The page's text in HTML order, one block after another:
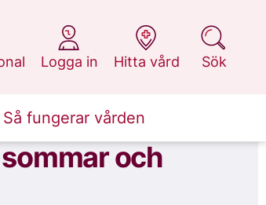
Logga in
på 1177.se
Hitta vård
på 1177.se
Sök
på 1177.se
Så fungerar vården
och